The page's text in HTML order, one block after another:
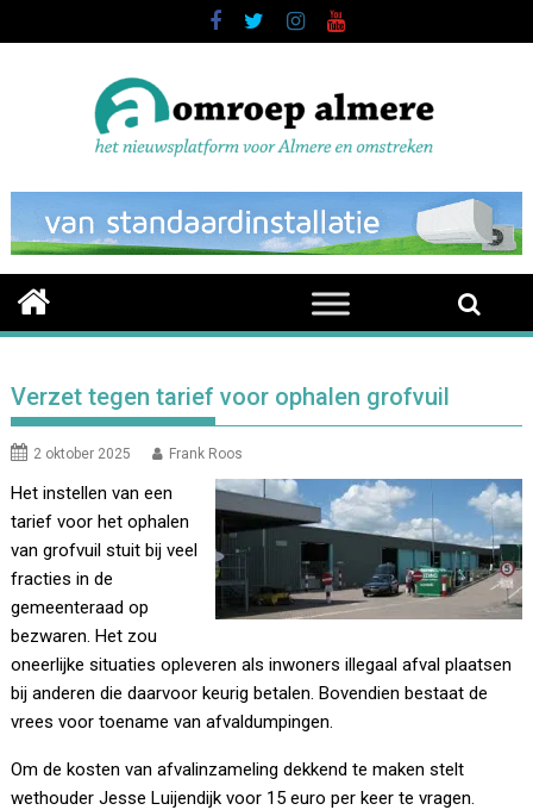
to
Verzet tegen tarief voor ophalen grofvuil
2 oktober 2025 Frank Roos
Het instellen van een
tarief voor het ophalen
van grofvuil stuit bij veel
fracties in de
gemeenteraad op
bezwaren. Het zou
oneerlijke situaties opleveren als inwoners illegaal afval plaatsen
bij anderen die daarvoor keurig betalen. Bovendien bestaat de
vrees voor toename van afvaldumpingen.
Om de kosten van afvalinzameling dekkend te maken stelt
wethouder Jesse Luijendijk voor 15 euro per keer te vragen.